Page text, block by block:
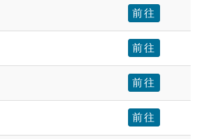
前往
前往
前往
前往